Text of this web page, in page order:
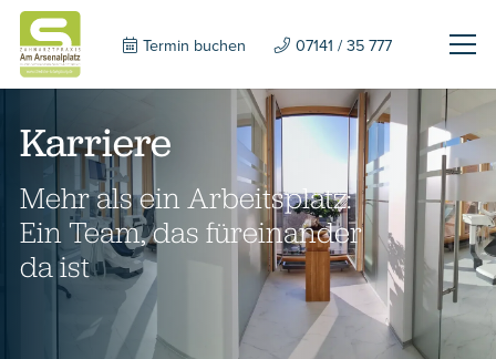
Termin buchen 07141 / 35 777
Karriere
Mehr als ein Arbeitsplatz:
Ein Team, das füreinander
da ist